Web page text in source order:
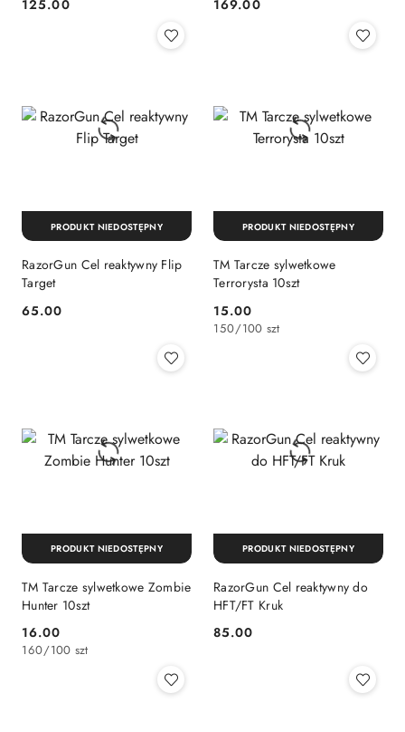
Cena:
125.00 Cena:
169.00
RazorGun Cel reaktywny Flip
Target
Cena:
65.00
PRODUKT NIEDOSTĘPNY
TM Tarcze sylwetkowe
Terrorysta 10szt
Cena:
15.00
150/100 szt
PRODUKT NIEDOSTĘPNY
TM Tarcze sylwetkowe Zombie
Hunter 10szt
Cena:
16.00
160/100 szt
PRODUKT NIEDOSTĘPNY
RazorGun Cel reaktywny do
HFT/FT Kruk
Cena:
85.00
PRODUKT NIEDOSTĘPNY